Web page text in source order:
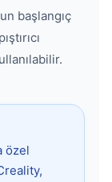
başlangıç
özel